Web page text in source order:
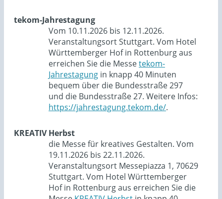
tekom-Jahrestagung
Vom 10.11.2026 bis 12.11.2026.
Veranstaltungsort Stuttgart. Vom Hotel
Württemberger Hof in Rottenburg aus
erreichen Sie die Messetekom-
Jahrestagung in knapp 40 Minuten
bequem über die Bundesstraße 297
und die Bundesstraße 27. Weitere Infos:
https://jahrestagung.tekom.de/.
KREATIV Herbst
die Messe für kreatives Gestalten. Vom
19.11.2026 bis 22.11.2026.
Veranstaltungsort Messepiazza 1, 70629
Stuttgart. Vom Hotel Württemberger
Hof in Rottenburg aus erreichen Sie die